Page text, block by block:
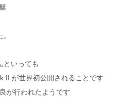
といっても
II が世界初公開されることです
が行われたようです